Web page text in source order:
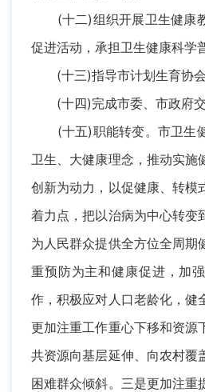
(十二)组织开展卫生健康
促进活动，承担卫生健康科学
(十三)指导市计划生育协会
(十四)完成市委、市政府交
(十五)职能转变。市卫生
卫生、大健康理念，推动实施
创新为动力，以促健康、转模
着力点，把以治病为中心转变
为人民群众提供全方位全周期
重预防为主和健康促进，加
作，积极应对人口老龄化，健
更加注重工作重心下移和资源
共资源向基层延伸、向农村覆
困难群众倾斜。三是更加注重